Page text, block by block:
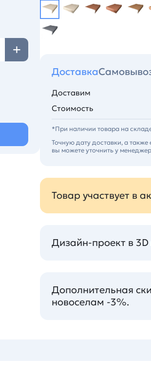
Доставка
Доставим
Стоимость
*При наличии товара на
Точную дату доставки, а также
вы можете уточнить у
Товар участвует в
Дизайн-проект в
Дополнительная
новоселам -3%.